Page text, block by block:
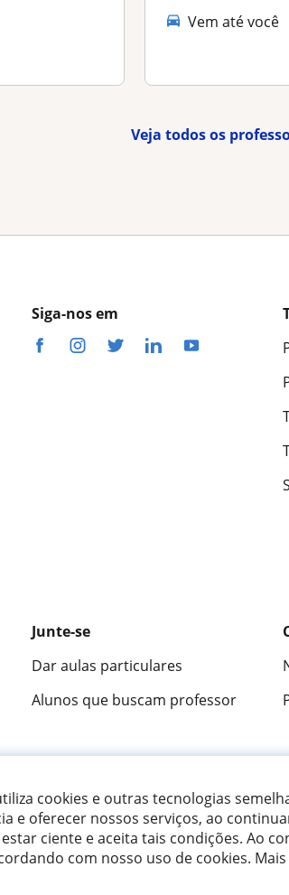
cookies e outras tecnologias
e oferecer nossos serviços, ao
ciente e aceita tais condições. Ao
com nosso uso de cookies.
Vem até você
Veja todos os
Siga-nos em
Junte-se
Dar aulas particulares
Alunos que buscam professor